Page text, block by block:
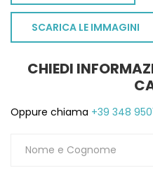
SCARICA LE IMMAGINI
CHIEDI
Oppure chiama +39 348